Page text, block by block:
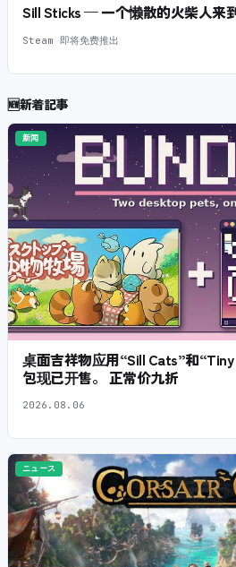
Sill Sticks — 一个懒散的火柴人来
Steam 即将免费推出
🆕新着記事
新闻
桌面吉祥物应用“Sill Cats”和
包现已开售。 正常价九折
2026.08.06
ニュース